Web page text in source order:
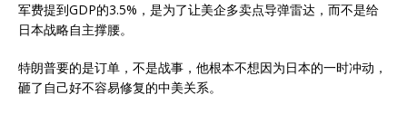
军费提到GDP的3.5%，是为了让美企多卖点导弹雷达，而不是给
日本战略自主撑腰。
特朗普要的是订单，不是战事，他根本不想因为日本的一时冲动，
砸了自己好不容易修复的中美关系。